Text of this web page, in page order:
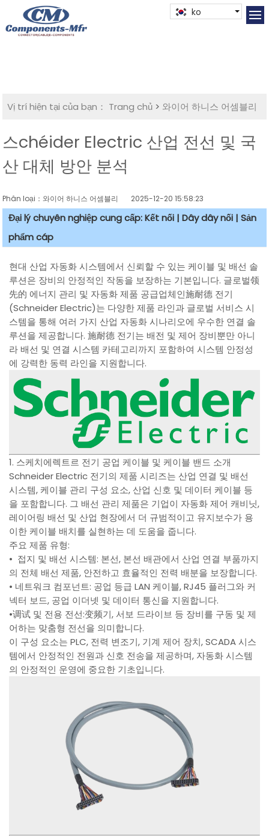
ko
Vị trí hiện tại của bạn： Trang chủ > 와이어 하니스 어셈블리
스chéider Electric 산업 전선 및 국
산 대체 방안 분석
Phân loại：와이어 하니스 어셈블리 2025-12-20 15:58:23
Đại lý chuyên nghiệp cung cấp: Kết nối | Dây dây nối | Sản
phẩm cáp
현대 산업 자동화 시스템에서 신뢰할 수 있는 케이블 및 배선 솔
루션은 장비의 안정적인 작동을 보장하는 기본입니다. 글로벌领
先的 에너지 관리 및 자동화 제품 공급업체인施耐德 전기
(Schneider Electric)는 다양한 제품 라인과 글로벌 서비스 시
스템을 통해 여러 가지 산업 자동화 시나리오에 우수한 연결 솔
루션을 제공합니다. 施耐德 전기는 배전 및 제어 장비뿐만 아니
라 배선 및 연결 시스템 카테고리까지 포함하여 시스템 안정성
에 강력한 동력 라인을 지원합니다.
1. 스케치에렉트르 전기 공업 케이블 및 케이블 밴드 소개
Schneider Electric 전기의 제품 시리즈는 산업 연결 및 배선
시스템, 케이블 관리 구성 요소, 산업 신호 및 데이터 케이블 등
을 포함합니다. 그 배선 관리 제품은 기업이 자동화 제어 캐비닛,
레이어링 배선 및 산업 현장에서 더 규범적이고 유지보수가 용
이한 케이블 배치를 실현하는 데 도움을 줍니다.
주요 제품 유형:
• 접지 및 배선 시스템: 본선, 본선 배관에서 산업 연결 부품까지
의 전체 배선 제품, 안전하고 효율적인 전력 배분을 보장합니다.
• 네트워크 컴포넌트: 공업 등급 LAN 케이블, RJ45 플러그와 커
넥터 보드, 공업 이더넷 및 데이터 통신을 지원합니다.
•调试 및 전용 전선:变频기, 서보 드라이브 등 장비를 구동 및 제
어하는 맞춤형 전선을 의미합니다.
이 구성 요소는 PLC, 전력 변조기, 기계 제어 장치, SCADA 시스
템에서 안정적인 전원과 신호 전송을 제공하며, 자동화 시스템
의 안정적인 운영에 중요한 기초입니다.